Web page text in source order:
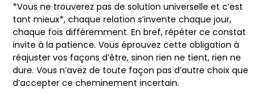
*Vous ne trouverez pas de solution universelle et c’est
tant mieux*, chaque relation s’invente chaque jour,
chaque fois différemment. En bref, répéter ce constat
invite à la patience. Vous éprouvez cette obligation à
réajuster vos façons d’être, sinon rien ne tient, rien ne
dure. Vous n’avez de toute façon pas d’autre choix que
d’accepter ce cheminement incertain.